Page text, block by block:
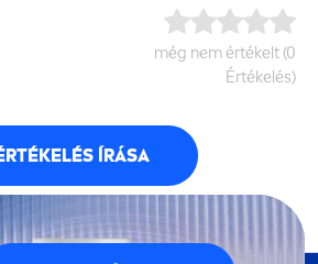
még nem értékelt (0
Értékelés)
ÍRÁSA